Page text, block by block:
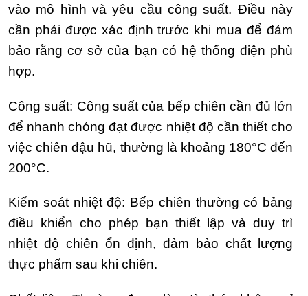
vào mô hình và yêu cầu công suất. Điều này
cần phải được xác định trước khi mua để đảm
bảo rằng cơ sở của bạn có hệ thống điện phù
hợp.
Công suất: Công suất của bếp chiên cần đủ lớn
để nhanh chóng đạt được nhiệt độ cần thiết cho
việc chiên đậu hũ, thường là khoảng 180°C đến
200°C.
Kiểm soát nhiệt độ: Bếp chiên thường có bảng
điều khiển cho phép bạn thiết lập và duy trì
nhiệt độ chiên ổn định, đảm bảo chất lượng
thực phẩm sau khi chiên.